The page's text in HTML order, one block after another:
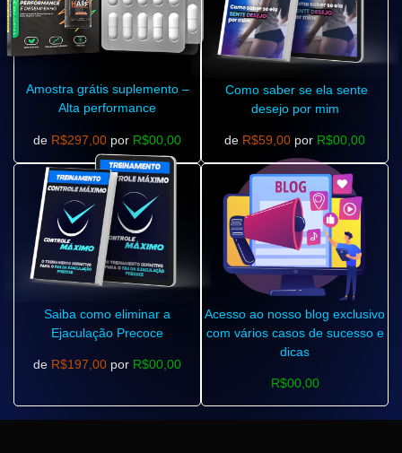
Amostra grátis suplemento –
Alta performance
de R$297,00 por R$00,00
Como saber se ela sente
desejo por mim
de R$59,00 por R$00,00
Saiba como eliminar a
Ejaculação Precoce
de R$197,00 por R$00,00
Acesso ao nosso blog exclusivo
com vários casos de sucesso e
dicas
R$00,00